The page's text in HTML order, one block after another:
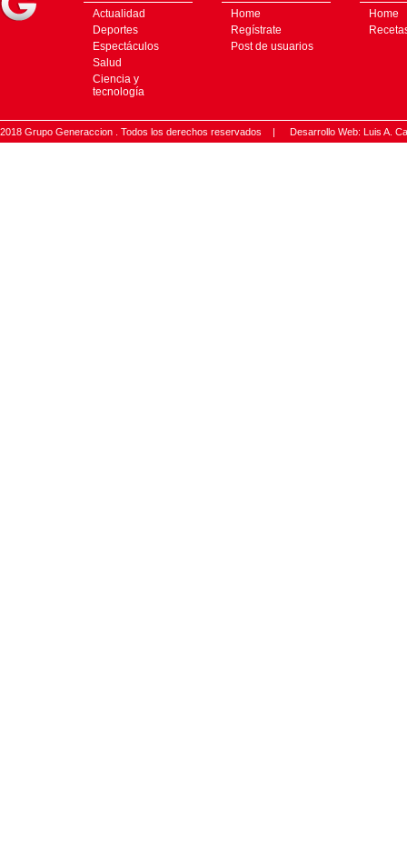
Actualidad
Deportes
Espectáculos
Salud
Ciencia y
tecnología
Home
Regístrate
Post de usuarios
Home
2018 Grupo Generaccion . Todos los derechos reservados | Desarrollo Web: Luis